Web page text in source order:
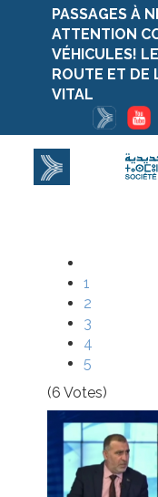
PASSAGES À
ATTENTION
VÉHICULES!
ROUTE ET DE
VITAL
1
2
3
4
5
(6 Votes)